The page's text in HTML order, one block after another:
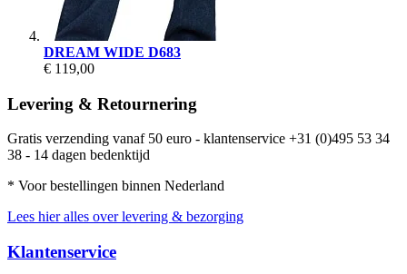
DREAM WIDE D683
€ 119,00
Levering & Retournering
Gratis verzending vanaf 50 euro - klantenservice +31 (0)495 53 34
38 - 14 dagen bedenktijd
* Voor bestellingen binnen Nederland
Lees hier alles over levering & bezorging
Klantenservice